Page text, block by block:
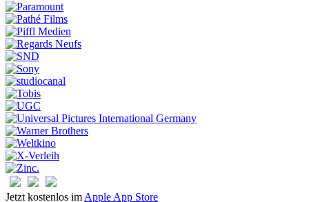
Jetzt kostenlos im Apple App Store